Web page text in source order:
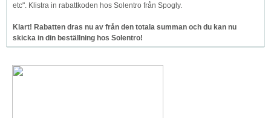
etc". Klistra in rabattkoden hos Solentro från Spogly.
Klart! Rabatten dras nu av från den totala summan och du kan nu
skicka in din beställning hos Solentro!